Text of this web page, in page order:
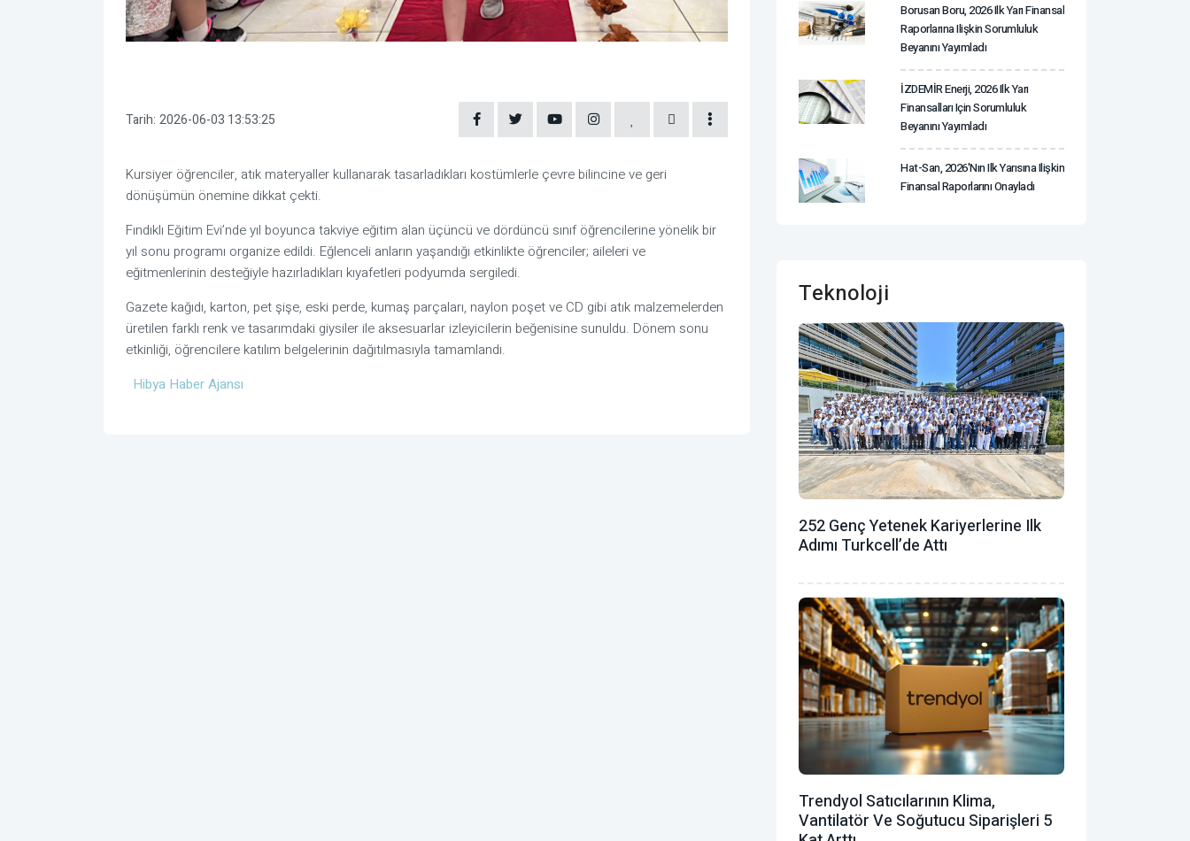
Tarih: 2026-06-03 13:53:25
Kursiyer öğrenciler, atık materyaller kullanarak tasarladıkları kostümlerle çevre bilincine ve geri
dönüşümün önemine dikkat çekti.
Fındıklı Eğitim Evi’nde yıl boyunca takviye eğitim alan üçüncü ve dördüncü sınıf öğrencilerine yönelik bir
yıl sonu programı organize edildi. Eğlenceli anların yaşandığı etkinlikte öğrenciler; aileleri ve
eğitmenlerinin desteğiyle hazırladıkları kıyafetleri podyumda sergiledi.
Gazete kağıdı, karton, pet şişe, eski perde, kumaş parçaları, naylon poşet ve CD gibi atık malzemelerden
üretilen farklı renk ve tasarımdaki giysiler ile aksesuarlar izleyicilerin beğenisine sunuldu. Dönem sonu
etkinliği, öğrencilere katılım belgelerinin dağıtılmasıyla tamamlandı.
Hibya Haber Ajansı
Borusan Boru, 2026 Ilk Yarı Finansal
Raporlarına Ilişkin Sorumluluk
Beyanını Yayımladı
İZDEMİR Enerji, 2026 Ilk Yarı
Finansalları Için Sorumluluk
Beyanını Yayımladı
Hat-San, 2026'nın Ilk Yarısına Ilişkin
Finansal Raporlarını Onayladı
Teknoloji
252 Genç Yetenek Kariyerlerine Ilk
Adımı Turkcell’de Attı
Trendyol Satıcılarının Klima,
Vantilatör ‎ve Soğutucu Siparişleri 5